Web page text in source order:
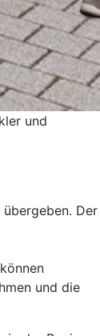
und
Der
und die